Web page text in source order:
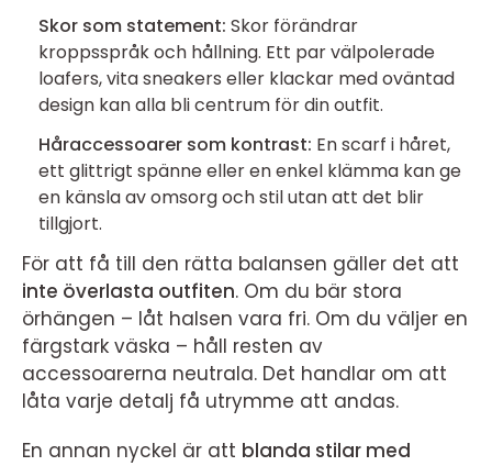
Skor som statement: Skor förändrar
kroppsspråk och hållning. Ett par välpolerade
loafers, vita sneakers eller klackar med oväntad
design kan alla bli centrum för din outfit.
Håraccessoarer som kontrast: En scarf i håret,
ett glittrigt spänne eller en enkel klämma kan ge
en känsla av omsorg och stil utan att det blir
tillgjort.
För att få till den rätta balansen gäller det att
inte överlasta outfiten. Om du bär stora
örhängen – låt halsen vara fri. Om du väljer en
färgstark väska – håll resten av
accessoarerna neutrala. Det handlar om att
låta varje detalj få utrymme att andas.
En annan nyckel är att blanda stilar med